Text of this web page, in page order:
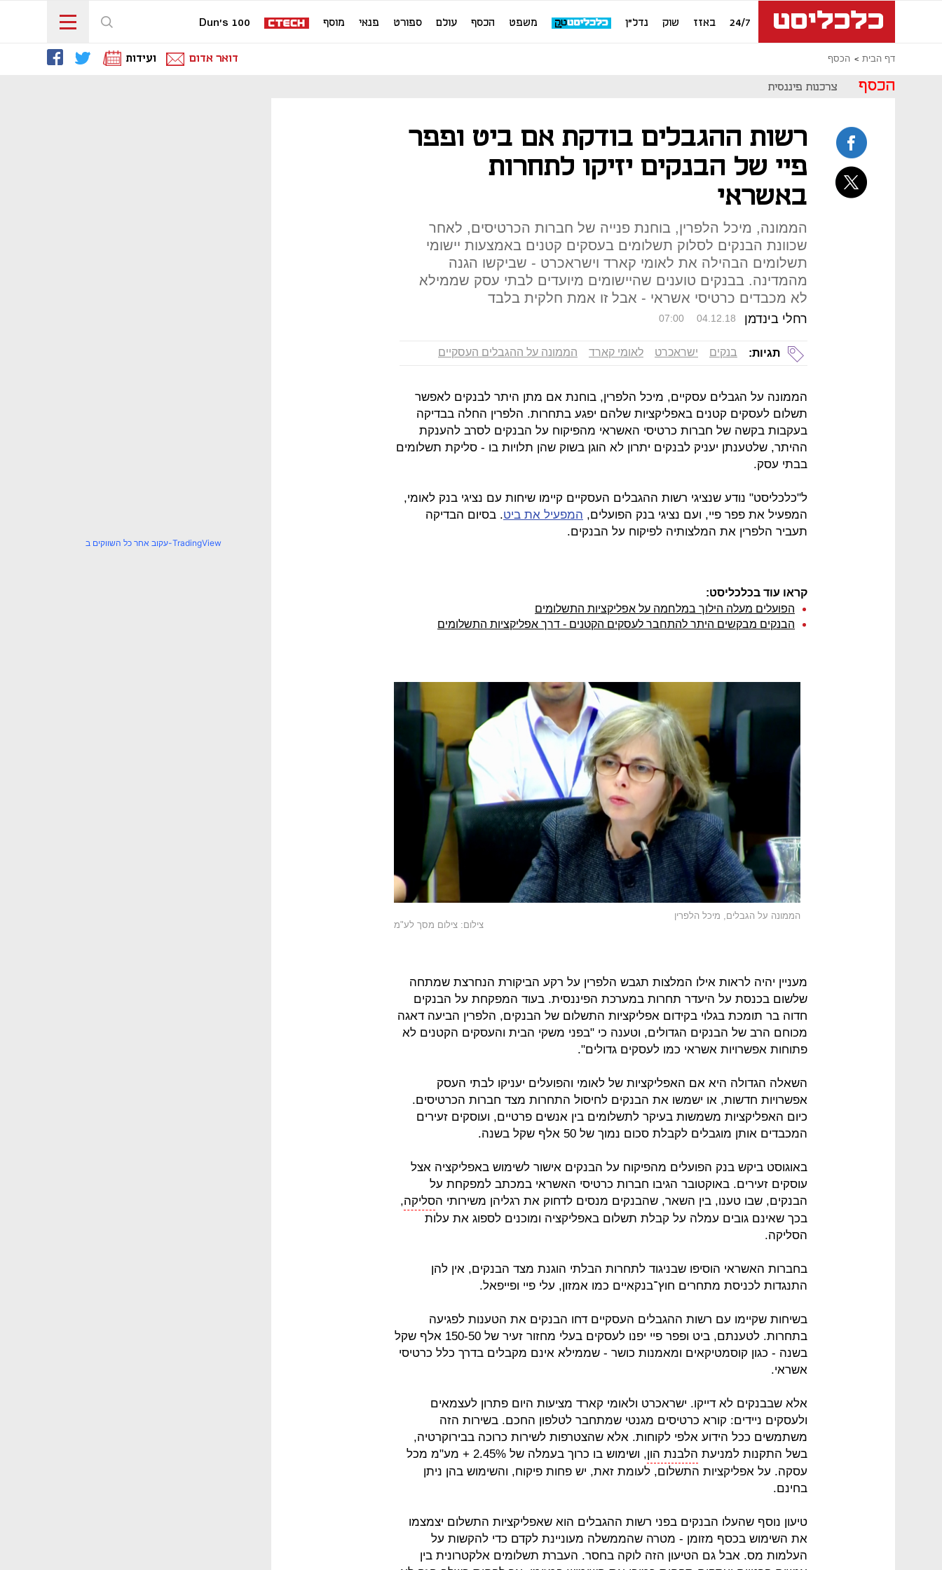
24/7 באזז שוק נדל"ן משפט הכסף עולם ספורט פנאי מוסף Dun's 100
דף הבית הכסף דואר אדום ועידות
הכסף צרכנות פיננסית
רשות ההגבלים בודקת אם ביט ופפר
פיי של הבנקים יזיקו לתחרות
באשראי
הממונה, מיכל הלפרין, בוחנת פנייה של חברות הכרטיסים, לאחר
שכוונת הבנקים לסלוק תשלומים בעסקים קטנים באמצעות יישומי
תשלומים הבהילה את לאומי קארד וישראכרט - שביקשו הגנה
מהמדינה. בבנקים טוענים שהיישומים מיועדים לבתי עסק שממילא
לא מכבדים כרטיסי אשראי ‑ אבל זו אמת חלקית בלבד
רחלי בינדמן 07:00 04.12.18
תגיות: בנקים ישראכרט לאומי קארד הממונה על ההגבלים העסקיים
הממונה על הגבלים עסקיים, מיכל הלפרין, בוחנת אם מתן היתר לבנקים לאפשר
תשלום לעסקים קטנים באפליקציות שלהם יפגע בתחרות. הלפרין החלה בבדיקה
בעקבות בקשה של חברות כרטיסי האשראי מהפיקוח על הבנקים לסרב להענקת
ההיתר, שלטענתן יעניק לבנקים יתרון לא הוגן בשוק שהן תלויות בו ‑ סליקת תשלומים
בבתי עסק.
ל"כלכליסט" נודע שנציגי רשות ההגבלים העסקיים קיימו שיחות עם נציגי בנק לאומי,
המפעיל את פפר פיי, ועם נציגי בנק הפועלים, המפעיל את ביט. בסיום הבדיקה
תעביר הלפרין את המלצותיה לפיקוח על הבנקים.
קראו עוד בכלכליסט:
הפועלים מעלה הילוך במלחמה על אפליקציות התשלומים
הבנקים מבקשים היתר להתחבר לעסקים הקטנים - דרך אפליקציות התשלומים
הממונה על הגבלים, מיכל הלפרין
צילום: צילום מסך לע"מ
מעניין יהיה לראות אילו המלצות תגבש הלפרין על רקע הביקורת הנחרצת שמתחה
שלשום בכנסת על היעדר תחרות במערכת הפיננסית. בעוד המפקחת על הבנקים
חדוה בר תומכת בגלוי בקידום אפליקציות התשלום של הבנקים, הלפרין הביעה דאגה
מכוחם הרב של הבנקים הגדולים, וטענה כי "בפני משקי הבית והעסקים הקטנים לא
פתוחות אפשרויות אשראי כמו לעסקים גדולים".
השאלה הגדולה היא אם האפליקציות של לאומי והפועלים יעניקו לבתי העסק
אפשרויות חדשות, או ישמשו את הבנקים לחיסול התחרות מצד חברות הכרטיסים.
כיום האפליקציות משמשות בעיקר לתשלומים בין אנשים פרטיים, ועוסקים זעירים
המכבדים אותן מוגבלים לקבלת סכום נמוך של 50 אלף שקל בשנה.
באוגוסט ביקש בנק הפועלים מהפיקוח על הבנקים אישור לשימוש באפליקציה אצל
עוסקים זעירים. באוקטובר הגיבו חברות כרטיסי האשראי במכתב למפקחת על
הבנקים, שבו טענו, בין השאר, שהבנקים מנסים לדחוק את רגליהן משירותי הסליקה,
בכך שאינם גובים עמלה על קבלת תשלום באפליקציה ומוכנים לספוג את עלות
הסליקה.
בחברות האשראי הוסיפו שבניגוד לתחרות הבלתי הוגנת מצד הבנקים, אין להן
התנגדות לכניסת מתחרים חוץ־בנקאיים כמו אמזון, עלי פיי ופייפאל.
בשיחות שקיימו עם רשות ההגבלים העסקיים דחו הבנקים את הטענות לפגיעה
בתחרות. לטענתם, ביט ופפר פיי יפנו לעסקים בעלי מחזור זעיר של 50‑150 אלף שקל
בשנה ‑ כגון קוסמטיקאים ומאמנות כושר ‑ שממילא אינם מקבלים בדרך כלל כרטיסי
אשראי.
אלא שבבנקים לא דייקו. ישראכרט ולאומי קארד מציעות היום פתרון לעצמאים
ולעסקים ניידים: קורא כרטיסים מגנטי שמתחבר לטלפון החכם. בשירות הזה
משתמשים ככל הידוע אלפי לקוחות. אלא שהצטרפות לשירות כרוכה בבירוקרטיה,
בשל התקנות למניעת הלבנת הון
, ושימוש בו כרוך בעמלה של 2.45% + מע"מ מכל
עסקה. על אפליקציות התשלום, לעומת זאת, יש פחות פיקוח, והשימוש בהן ניתן
בחינם.
טיעון נוסף שהעלו הבנקים בפני רשות ההגבלים הוא שאפליקציות התשלום יצמצמו
את השימוש בכסף מזומן ‑ מטרה שהממשלה מעוניינת לקדם כדי להקשות על
העלמות מס. אבל גם הטיעון הזה לוקה בחסר. העברת תשלומים אלקטרונית בין
עקוב אחר כל השווקים ב-TradingView